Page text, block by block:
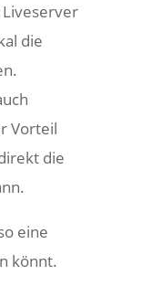
Liveserver
die
Vorteil
die
eine
könnt.